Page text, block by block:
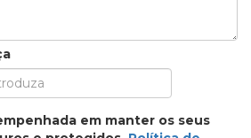
em manter os seus